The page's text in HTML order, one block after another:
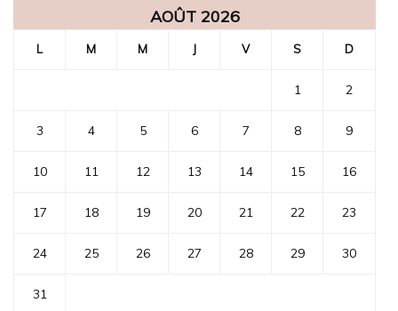
AOÛT 2026
L M M J V S D
1 2
3 4 5 6 7 8 9
10 11 12 13 14 15 16
17 18 19 20 21 22 23
24 25 26 27 28 29 30
31